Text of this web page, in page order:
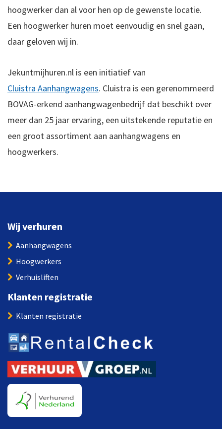
hoogwerker dan al voor hen op de gewenste locatie.
Een hoogwerker huren moet eenvoudig en snel gaan,
daar geloven wij in.
Jekuntmijhuren.nl is een initiatief van
Cluistra Aanhangwagens. Cluistra is een gerenommeerd
BOVAG-erkend aanhangwagenbedrijf dat beschikt over
meer dan 25 jaar ervaring, een uitstekende reputatie en
een groot assortiment aan aanhangwagens en
hoogwerkers.
Wij verhuren
Aanhangwagens
Hoogwerkers
Verhuisliften
Klanten registratie
Klanten registratie